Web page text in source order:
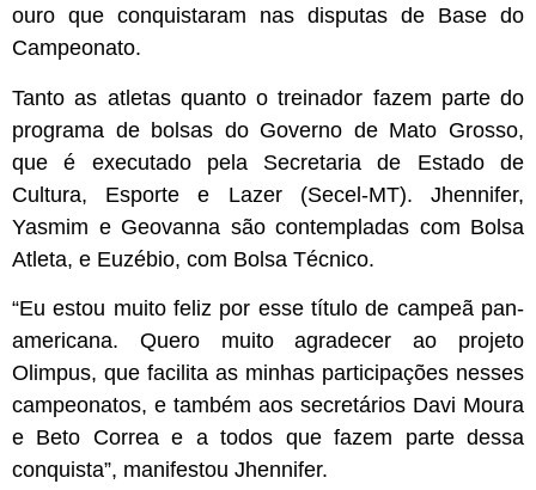
ouro que conquistaram nas disputas de Base do
Campeonato.
Tanto as atletas quanto o treinador fazem parte do
programa de bolsas do Governo de Mato Grosso,
que é executado pela Secretaria de Estado de
Cultura, Esporte e Lazer (Secel-MT). Jhennifer,
Yasmim e Geovanna são contempladas com Bolsa
Atleta, e Euzébio, com Bolsa Técnico.
“Eu estou muito feliz por esse título de campeã pan-
americana. Quero muito agradecer ao projeto
Olimpus, que facilita as minhas participações nesses
campeonatos, e também aos secretários Davi Moura
e Beto Correa e a todos que fazem parte dessa
conquista”, manifestou Jhennifer.